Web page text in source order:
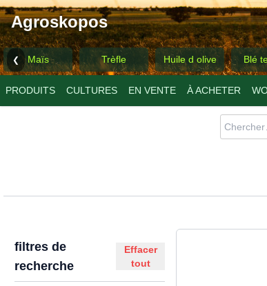
Agroskopos
❮ Maïs Trèfle Huile d olive Blé
PRODUITS CULTURES EN VENTE À ACHETER
filtres de
recherche
Effacer
tout